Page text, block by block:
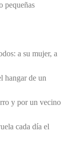
pequeñas
a su mujer, a
hangar de un
y por un vecino
cada día el